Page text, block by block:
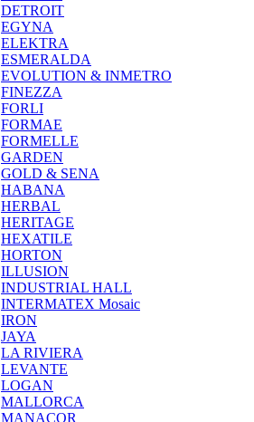
DETROIT
EGYNA
ELEKTRA
ESMERALDA
EVOLUTION & INMETRO
FINEZZA
FORLI
FORMAE
FORMELLE
GARDEN
GOLD & SENA
HABANA
HERBAL
HERITAGE
HEXATILE
HORTON
ILLUSION
INDUSTRIAL HALL
INTERMATEX Mosaic
IRON
JAYA
LA RIVIERA
LEVANTE
LOGAN
MALLORCA
MANACOR